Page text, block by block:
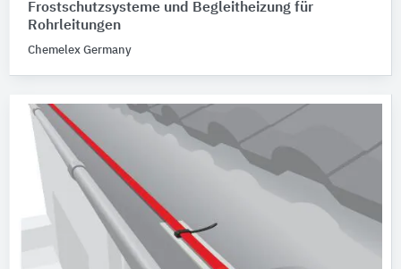
Frostschutzsysteme und Begleitheizung für
Rohrleitungen
Chemelex Germany